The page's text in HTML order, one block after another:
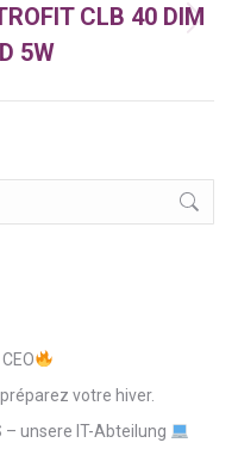
CLB 40 DIM
5W
votre hiver.
– unsere IT-Abteilung